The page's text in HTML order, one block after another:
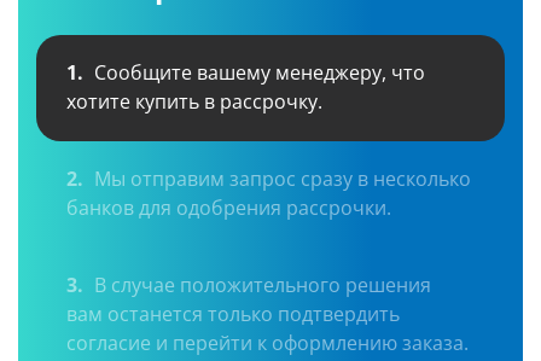
1. Сообщите вашему менеджеру, что
хотите купить в рассрочку.
2. Мы отправим запрос сразу в несколько
банков для одобрения рассрочки.
3. В случае положительного решения
вам останется только подтвердить
согласие и перейти к оформлению заказа.